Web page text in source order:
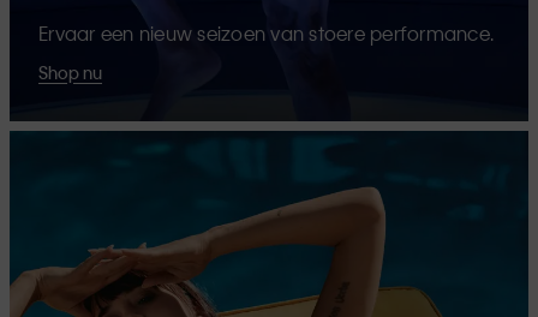
Ervaar een nieuw seizoen van stoere performance.
Shop nu